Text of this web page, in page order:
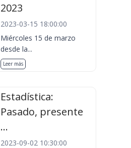
2023
2023-03-15 18:00:00
Miércoles 15 de marzo
desde la...
Leer más
Estadística:
Pasado, presente
...
2023-09-02 10:30:00